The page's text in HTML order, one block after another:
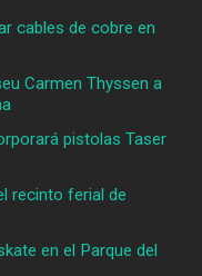
cables de cobre en
Carmen Thyssen a
pistolas Taser
recinto ferial de
en el Parque del